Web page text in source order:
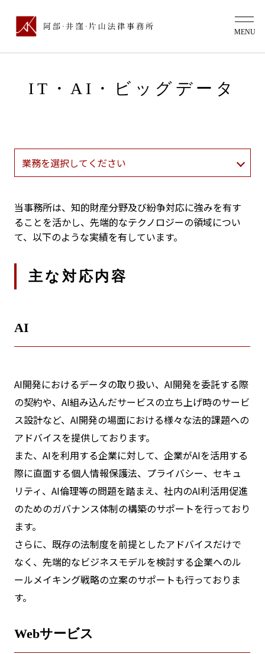
IT・AI・ビッグデータ
当事務所は、知的財産分野及び紛争対応に強みを有す
ることを活かし、先端的なテクノロジーの領域につい
て、以下のような実績を有しています。
主な対応内容
AI
AI開発におけるデータの取り扱い、AI開発を委託する際
の契約や、AI組み込んだサービスの立ち上げ時のサービ
ス設計など、AI開発の場面における様々な法的課題への
アドバイスを提供しております。
また、AIを利用する企業に対して、企業がAIを活用する
際に直面する個人情報保護法、プライバシー、セキュ
リティ、AI倫理等の問題を踏まえ、社内のAI利活用促進
のためのガバナンス体制の構築のサポートを行っており
ます。
さらに、既存の法制度を前提としたアドバイスだけで
なく、先端的なビジネスモデルを検討する企業へのル
ールメイキング戦略の立案のサポートも行っておりま
す。
Webサービス